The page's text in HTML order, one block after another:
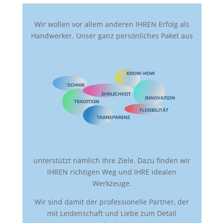
Wir wollen vor allem anderen IHREN Erfolg als
Handwerker. Unser ganz persönliches Paket aus
unterstützt nämlich Ihre Ziele. Dazu finden wir
IHREN richtigen Weg und IHRE idealen
Werkzeuge.
Wir sind damit der professionelle Partner, der
mit Leidenschaft und Liebe zum Detail